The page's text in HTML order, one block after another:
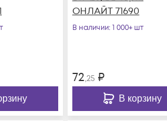
ОНЛАЙТ 71690
В наличии: 1 000+ шт
72,25₽
В корзину